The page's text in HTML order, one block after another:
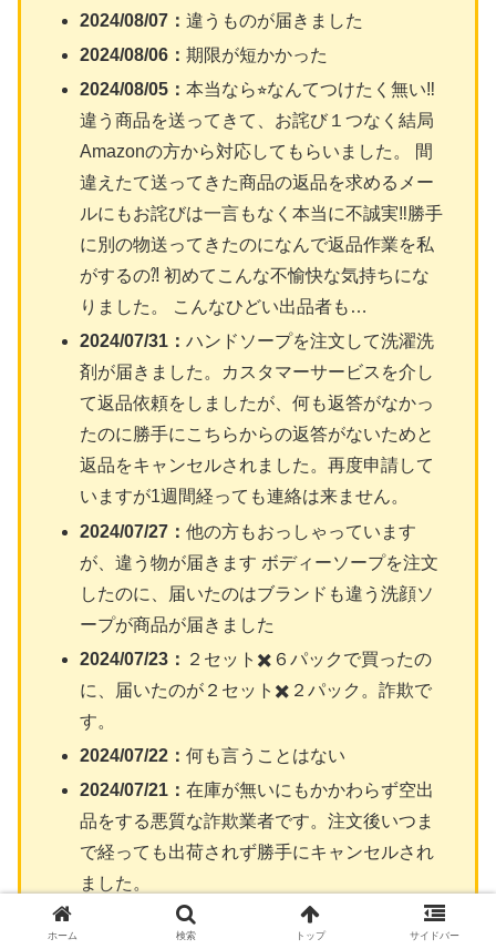
2024/08/07：違うものが届きました
2024/08/06：期限が短かかった
2024/08/05：本当なら⭐︎なんてつけたく無い‼︎
違う商品を送ってきて、お詫び１つなく結局
Amazonの方から対応してもらいました。 間
違えたて送ってきた商品の返品を求めるメー
ルにもお詫びは一言もなく本当に不誠実‼︎勝手
に別の物送ってきたのになんで返品作業を私
がするの⁈ 初めてこんな不愉快な気持ちにな
りました。 こんなひどい出品者も…
2024/07/31：ハンドソープを注文して洗濯洗
剤が届きました。カスタマーサービスを介し
て返品依頼をしましたが、何も返答がなかっ
たのに勝手にこちらからの返答がないためと
返品をキャンセルされました。再度申請して
いますが1週間経っても連絡は来ません。
2024/07/27：他の方もおっしゃっています
が、違う物が届きます ボディーソープを注文
したのに、届いたのはブランドも違う洗顔ソ
ープが商品が届きました
2024/07/23： ２セット✖️６パックで買ったの
に、届いたのが２セット✖️２パック。詐欺で
す。
2024/07/22：何も言うことはない
2024/07/21：在庫が無いにもかかわらず空出
品をする悪質な詐欺業者です。注文後いつま
で経っても出荷されず勝手にキャンセルされ
ました。
2024/07/20：予定の日に荷物が届きませんで
ホーム 検索 トップ サイドバー